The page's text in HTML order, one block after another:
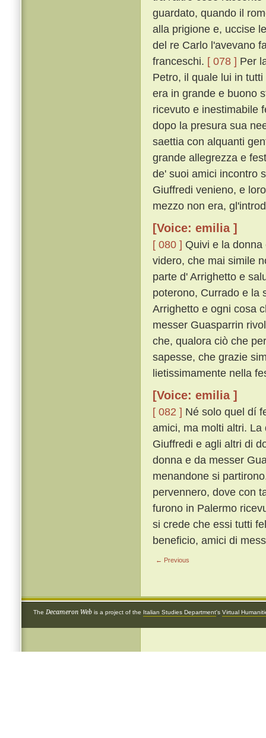
guardato, quando il
alla prigione e, uccise
del re Carlo l'avevano
franceschi. [ 078 ] Per
Petro, il quale lui in
era in grande e buono
ricevuto e inestimabile
dopo la presura sua
saettia con alquanti
grande allegrezza e
de' suoi amici incontro
Giuffredi venieno, e
mezzo non era,
[Voice: emilia ]
[ 080 ] Quivi e la
videro, che mai simile
parte d' Arrighetto e
poterono, Currado e la
Arrighetto e ogni cosa
messer Guasparrin
che, qualora ciò che
sapesse, che grazie
lietissimamente nella
[Voice: emilia ]
[ 082 ] Né solo quel dí
amici, ma molti altri.
Giuffredi e agli altri di
donna e da messer
menandone si
pervennero, dove con
furono in Palermo
si crede che essi tutti
beneficio, amici di
← Previous
The Decameron Web is a project of the Italian Studies Department's Virtual